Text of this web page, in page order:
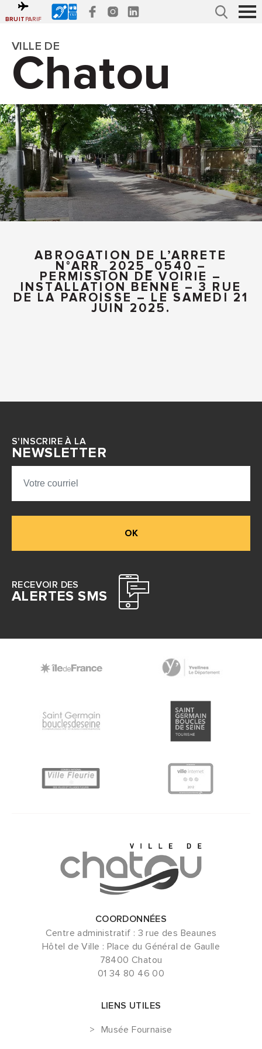
Gestion des traceurs
Accéder
Accéder
VILLE DE
Chatou
BRUIT PARIF Recherche
ABROGATION DE L’ARRETE
N°ARR_2025_0540 –
PERMISSION DE VOIRIE –
INSTALLATION BENNE – 3 RUE
DE LA PAROISSE – LE SAMEDI 21
JUIN 2025.
S'INSCRIRE À LA
NEWSLETTER
OK
RECEVOIR DES
ALERTES SMS
COORDONNÉES
Centre administratif : 3 rue des Beaunes
Hôtel de Ville : Place du Général de Gaulle
78400 Chatou
01 34 80 46 00
LIENS UTILES
Musée Fournaise